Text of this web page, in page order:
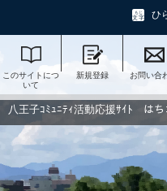
ひ
このサイトにつ
いて
新規登録 お問い合
八王子ｺﾐｭﾆﾃｨ活動応援ｻｲﾄ はち